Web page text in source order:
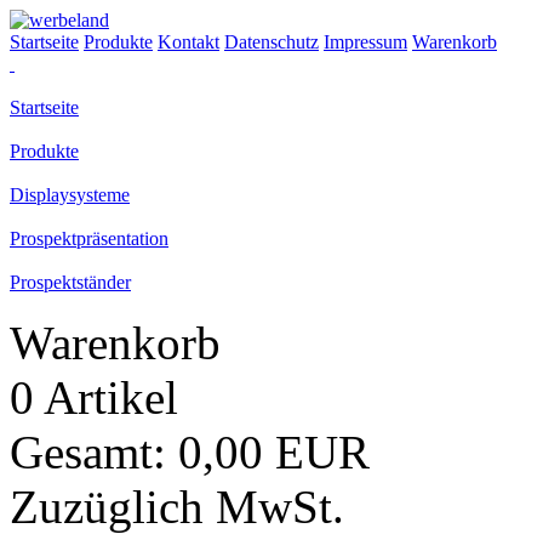
Startseite Produkte Kontakt Datenschutz Impressum Warenkorb
Startseite
Produkte
Displaysysteme
Prospektpräsentation
Prospektständer
Warenkorb
0 Artikel
Gesamt: 0,00 EUR
Zuzüglich MwSt.